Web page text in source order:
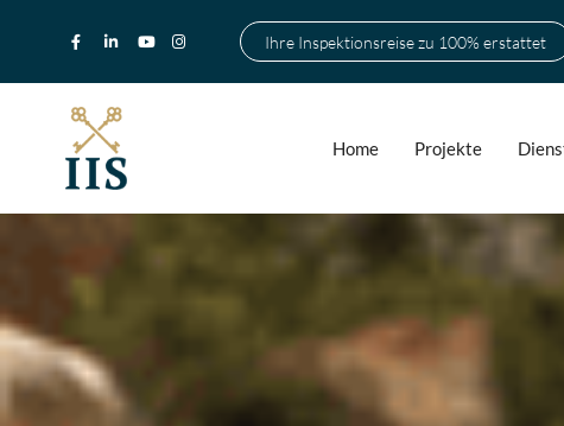
Ihre Inspektionsreise zu 100% erstattet
Home Projekte